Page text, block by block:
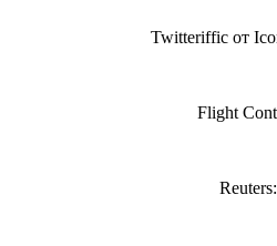
Twitteriffic от
Flight
Reuters: